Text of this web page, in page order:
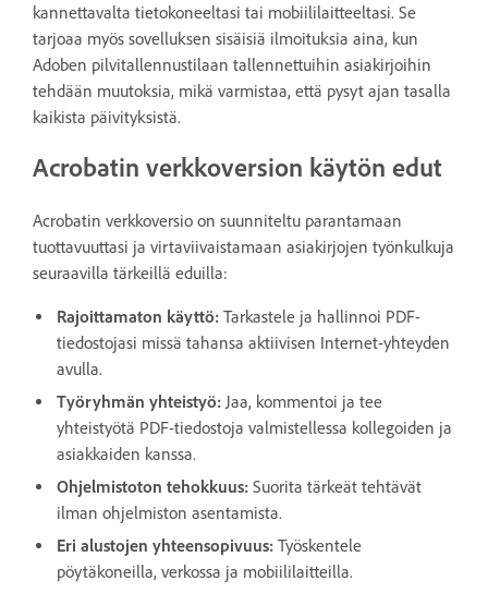
kannettavalta tietokoneeltasi tai mobiililaitteeltasi. Se
tarjoaa myös sovelluksen sisäisiä ilmoituksia aina, kun
Adoben pilvitallennustilaan tallennettuihin asiakirjoihin
tehdään muutoksia, mikä varmistaa, että pysyt ajan tasalla
kaikista päivityksistä.
Acrobatin verkkoversion käytön edut
Acrobatin verkkoversio on suunniteltu parantamaan
tuottavuuttasi ja virtaviivaistamaan asiakirjojen työnkulkuja
seuraavilla tärkeillä eduilla:
Rajoittamaton käyttö: Tarkastele ja hallinnoi PDF-
tiedostojasi missä tahansa aktiivisen Internet-yhteyden
avulla.
Työryhmän yhteistyö: Jaa, kommentoi ja tee
yhteistyötä PDF-tiedostoja valmistellessa kollegoiden ja
asiakkaiden kanssa.
Ohjelmistoton tehokkuus: Suorita tärkeät tehtävät
ilman ohjelmiston asentamista.
Eri alustojen yhteensopivuus: Työskentele
pöytäkoneilla, verkossa ja mobiililaitteilla.